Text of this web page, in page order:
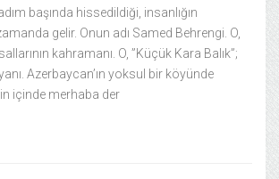
başında hissedildiği, insanlığın
gelir. Onun adı Samed Behrengi. O,
kahramanı. O, ”Küçük Kara Balık”;
Azerbaycan’ın yoksul bir köyünde
içinde merhaba der